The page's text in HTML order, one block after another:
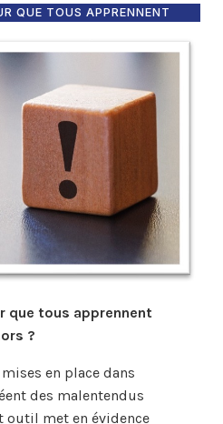
QUE TOUS APPRENNENT
que tous apprennent
?
en place dans
des malentendus
outil met en évidence